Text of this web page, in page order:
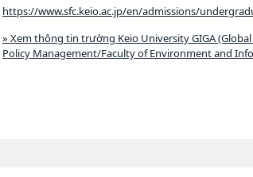
https://www.sfc.keio.ac.jp/en/admissions/
» Xem thông tin trường Keio University GIGA
Policy Management/Faculty of Environment and